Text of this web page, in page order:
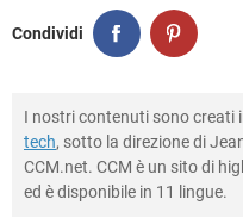
Condividi
I nostri contenuti sono creati
tech, sotto la direzione di
CCM.net. CCM è un sito di
ed è disponibile in 11 lingue.